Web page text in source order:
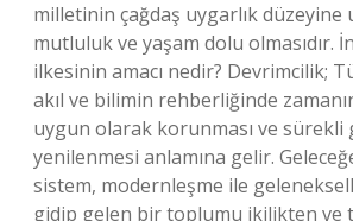
milletinin çağdaş uygarlık düzeyine
mutluluk ve yaşam dolu olmasıdır.
ilkesinin amacı nedir? Devrimcilik;
akıl ve bilimin rehberliğinde
uygun olarak korunması ve sürekli
yenilenmesi anlamına gelir.
sistem, modernleşme ile
gidip gelen bir toplumu ikilikten ve